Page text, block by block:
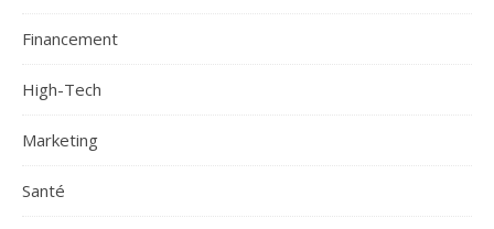
Financement
High-Tech
Marketing
Santé